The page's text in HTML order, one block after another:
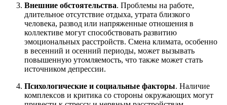
Внешние обстоятельства. Проблемы на работе,
длительное отсутствие отдыха, утрата близкого
человека, развод или напряженные отношения в
коллективе могут способствовать развитию
эмоциональных расстройств. Смена климата, особенно
в весенний и осенний периоды, может вызывать
повышенную утомляемость, что также может стать
источником депрессии.
Психологические и социальные факторы. Наличие
комплексов и критика со стороны окружающих могут